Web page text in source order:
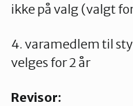
ikke på valg (valgt
4. varamedlem til
velges for 2 år
Revisor: